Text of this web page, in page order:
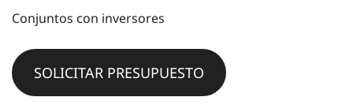
Conjuntos con inversores
SOLICITAR PRESUPUESTO